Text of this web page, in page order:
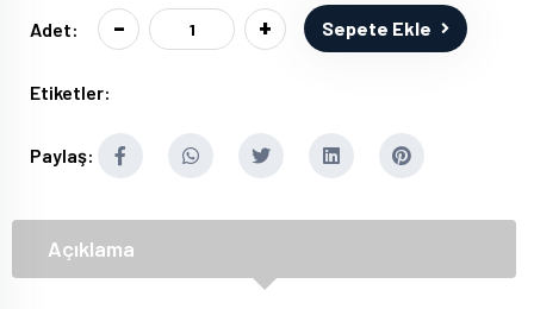
Adet: - + Sepete Ekle
Etiketler:
Paylaş:
Açıklama